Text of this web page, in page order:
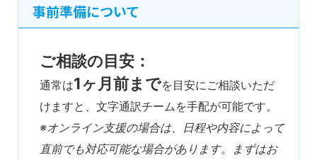
事前準備について
ご相談の目安：
通常は1ヶ月前までを目安にご相談いただ
けますと、文字通訳チームを手配が可能です。
※オンライン支援の場合は、日程や内容によって
直前でも対応可能な場合があります。まずはお